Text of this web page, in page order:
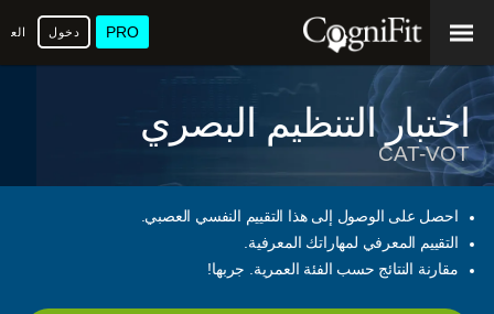
PRO دخول
اختبار التنظيم البصري
CAT-VOT
احصل على الوصول إلى هذا التقييم النفسي العصبي.
التقييم المعرفي لمهاراتك المعرفية.
مقارنة النتائج حسب الفئة العمرية. جربها!